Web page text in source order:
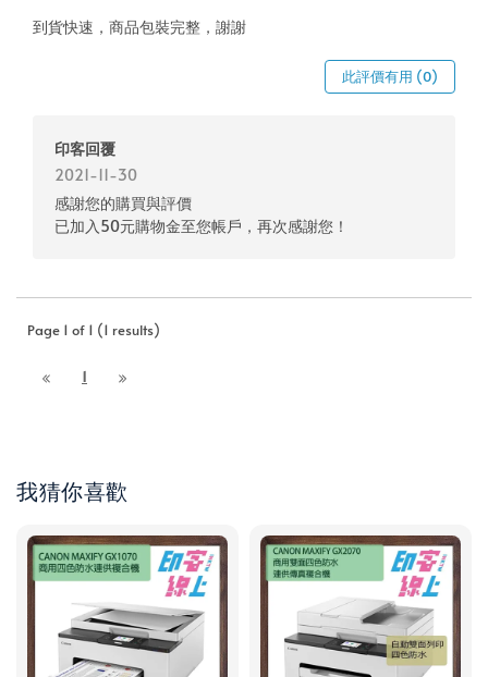
到貨快速，商品包裝完整，謝謝
此評價有用 (0)
印客回覆
2021-11-30
感謝您的購買與評價
已加入50元購物金至您帳戶，再次感謝您！
Page 1 of 1 (1 results)
1
我猜你喜歡